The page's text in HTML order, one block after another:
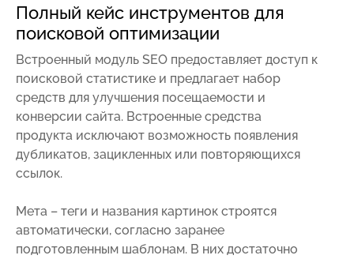
Полный кейс инструментов для
поисковой оптимизации
Встроенный модуль SEO предоставляет доступ к
поисковой статистике и предлагает набор
средств для улучшения посещаемости и
конверсии сайта. Встроенные средства
продукта исключают возможность появления
дубликатов, зацикленных или повторяющихся
ссылок.
Мета – теги и названия картинок строятся
автоматически, согласно заранее
подготовленным шаблонам. В них достаточно